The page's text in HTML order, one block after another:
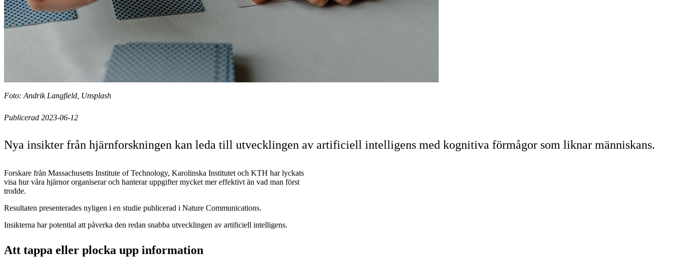
Foto: Andrik Langfield, Unsplash
Publicerad 2023-06-12
Nya insikter från hjärnforskningen kan leda till utvecklingen av artificiell intelligens med kognitiva förmågor som liknar människans.
Forskare från Massachusetts Institute of Technology, Karolinska Institutet och KTH har lyckats
visa hur våra hjärnor organiserar och hanterar uppgifter mycket mer effektivt än vad man först
trodde.
Resultaten presenterades nyligen i en studie publicerad i Nature Communications.
Insikterna har potential att påverka den redan snabba utvecklingen av artificiell intelligens.
Att tappa eller plocka upp information